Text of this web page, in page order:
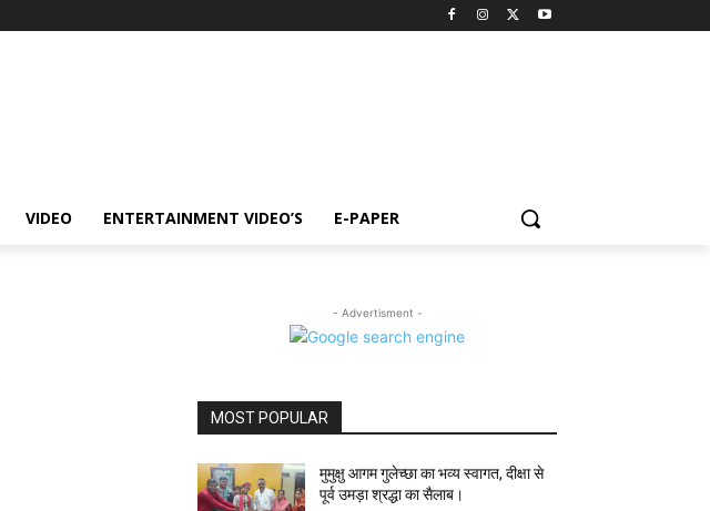
VIDEO ENTERTAINMENT VIDEO’S E-PAPER
- Advertisment -
MOST POPULAR
मुमुक्षु आगम गुलेच्छा का भव्य स्वागत, दीक्षा से
पूर्व उमड़ा श्रद्धा का सैलाब।